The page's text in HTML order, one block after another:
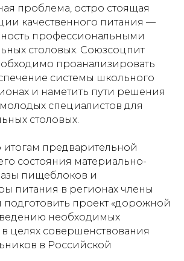
проблема, остро стоящая
качественного питания —
профессиональными
столовых. Союзсоцпит
проанализировать
системы школьного
и наметить пути решения
специалистов для
столовых.
итогам предварительной
состояния материально-
пищеблоков и
питания в регионах члены
проект «дорожной
необходимых
целях совершенствования
в Российской